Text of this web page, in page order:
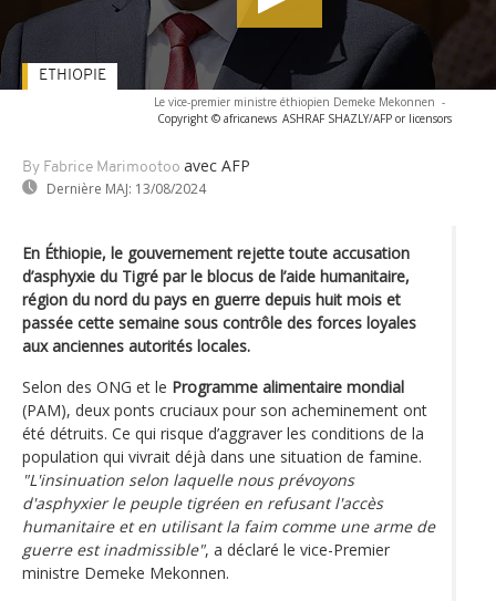
Le vice-premier ministre éthiopien Demeke Mekonnen -
Copyright © africanews ASHRAF SHAZLY/AFP or licensors
By Fabrice Marimootoo avec AFP
Dernière MAJ: 13/08/2024
ETHIOPIE
En Éthiopie, le gouvernement rejette toute accusation
d’asphyxie du Tigré par le blocus de l’aide humanitaire,
région du nord du pays en guerre depuis huit mois et
passée cette semaine sous contrôle des forces loyales
aux anciennes autorités locales.
Selon des ONG et le Programme alimentaire mondial
(PAM), deux ponts cruciaux pour son acheminement ont
été détruits. Ce qui risque d’aggraver les conditions de la
population qui vivrait déjà dans une situation de famine.
"L'insinuation selon laquelle nous prévoyons
d'asphyxier le peuple tigréen en refusant l'accès
humanitaire et en utilisant la faim comme une arme de
guerre est inadmissible", a déclaré le vice-Premier
ministre Demeke Mekonnen.